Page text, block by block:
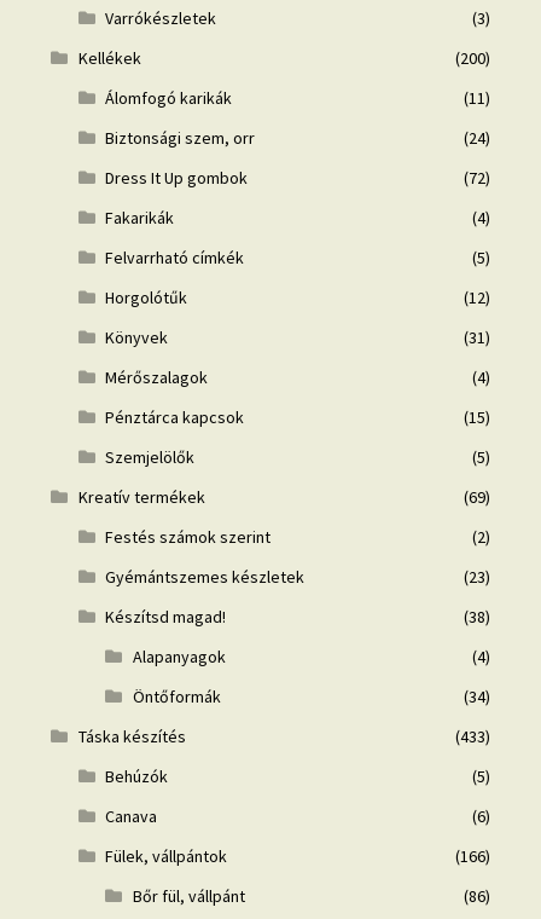
Varrókészletek
(3)
Kellékek
(200)
Álomfogó karikák
(11)
Biztonsági szem, orr
(24)
Dress It Up gombok
(72)
Fakarikák
(4)
Felvarrható címkék
(5)
Horgolótűk
(12)
Könyvek
(31)
Mérőszalagok
(4)
Pénztárca kapcsok
(15)
Szemjelölők
(5)
Kreatív termékek
(69)
Festés számok szerint
(2)
Gyémántszemes készletek
(23)
Készítsd magad!
(38)
Alapanyagok
(4)
Öntőformák
(34)
Táska készítés
(433)
Behúzók
(5)
Canava
(6)
Fülek, vállpántok
(166)
Bőr fül, vállpánt
(86)